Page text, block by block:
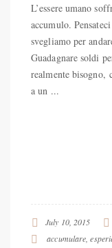
L’essere umano
accumulo.
svegliamo per
Guadagnare soldi
realmente bisogno,
a un ...
July 10, 2015
accumulare ,